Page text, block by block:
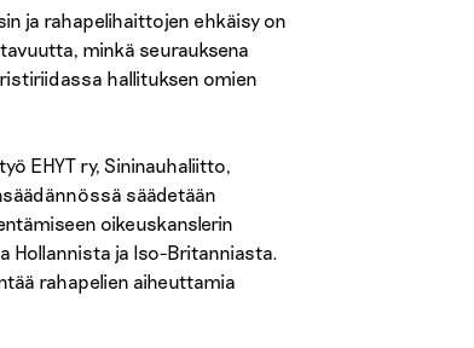
ja rahapelihaittojen ehkäisy on
minkä seurauksena
hallituksen omien
EHYT ry, Sininauhaliitto,
säädetään
oikeuskanslerin
Hollannista ja Iso-Britanniasta.
rahapelien aiheuttamia